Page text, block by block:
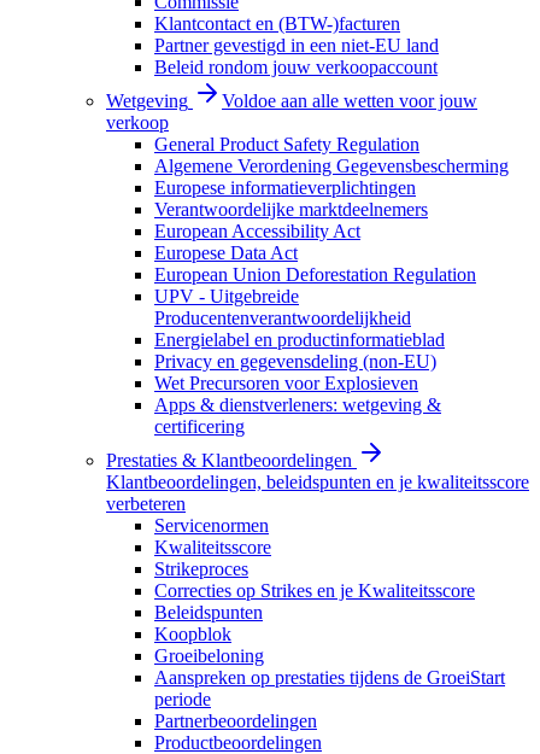
Klantcontact en (BTW-)facturen
Partner gevestigd in een niet-EU land
Beleid rondom jouw verkoopaccount
Wetgeving
Voldoe aan alle wetten voor jouw
verkoop
General Product Safety Regulation
Algemene Verordening Gegevensbescherming
Europese informatieverplichtingen
Verantwoordelijke marktdeelnemers
European Accessibility Act
Europese Data Act
European Union Deforestation Regulation
UPV - Uitgebreide
Producentenverantwoordelijkheid
Energielabel en productinformatieblad
Privacy en gegevensdeling (non-EU)
Wet Precursoren voor Explosieven
Apps & dienstverleners: wetgeving &
certificering
Prestaties & Klantbeoordelingen
Klantbeoordelingen, beleidspunten en je kwaliteitsscore
verbeteren
Servicenormen
Kwaliteitsscore
Strikeproces
Correcties op Strikes en je Kwaliteitsscore
Beleidspunten
Koopblok
Groeibeloning
Aanspreken op prestaties tijdens de GroeiStart
periode
Partnerbeoordelingen
Productbeoordelingen